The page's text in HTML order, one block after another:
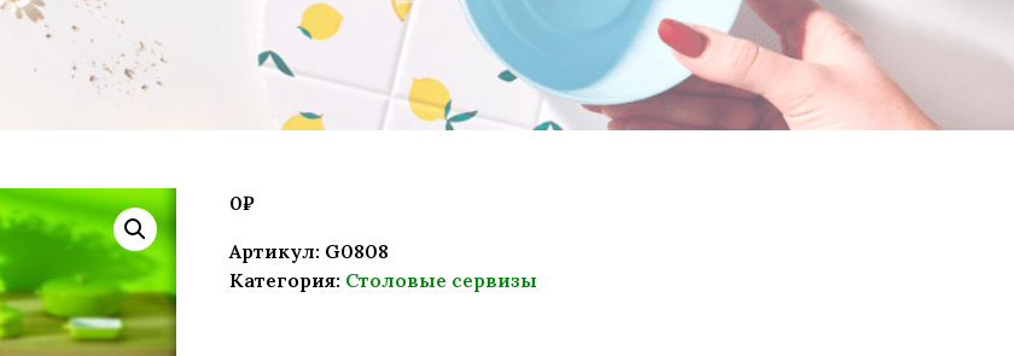
0₽
Артикул: G0808
Категория: Столовые сервизы